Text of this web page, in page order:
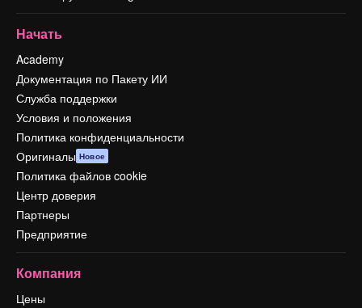
Начать
Academy
Документация по Пакету ИИ
Служба поддержки
Условия и положения
Политика конфиденциальности
Оригиналы Новое
Политика файлов cookie
Центр доверия
Партнеры
Предприятие
Компания
Цены